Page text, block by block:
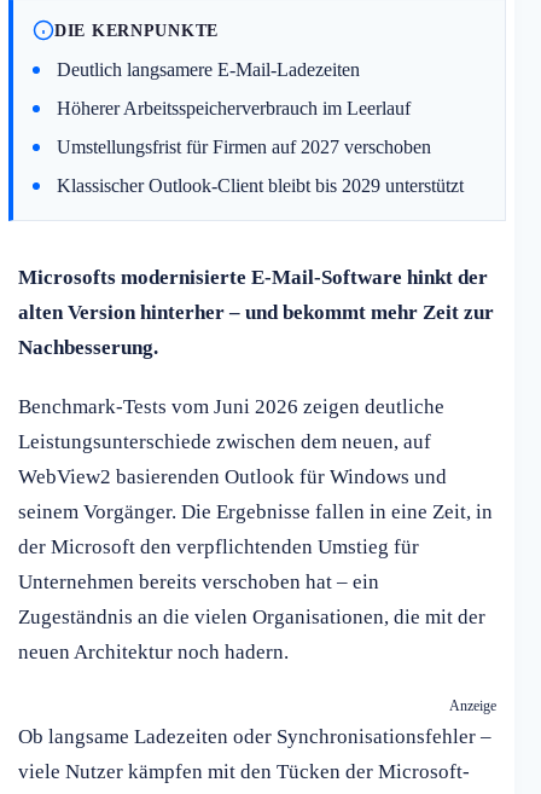
DIE KERNPUNKTE
Deutlich langsamere E-Mail-Ladezeiten
Höherer Arbeitsspeicherverbrauch im Leerlauf
Umstellungsfrist für Firmen auf 2027 verschoben
Klassischer Outlook-Client bleibt bis 2029 unterstützt
Microsofts modernisierte E-Mail-Software hinkt der
alten Version hinterher – und bekommt mehr Zeit zur
Nachbesserung.
Benchmark-Tests vom Juni 2026 zeigen deutliche
Leistungsunterschiede zwischen dem neuen, auf
WebView2 basierenden Outlook für Windows und
seinem Vorgänger. Die Ergebnisse fallen in eine Zeit, in
der Microsoft den verpflichtenden Umstieg für
Unternehmen bereits verschoben hat – ein
Zugeständnis an die vielen Organisationen, die mit der
neuen Architektur noch hadern.
Anzeige
Ob langsame Ladezeiten oder Synchronisationsfehler –
viele Nutzer kämpfen mit den Tücken der Microsoft-